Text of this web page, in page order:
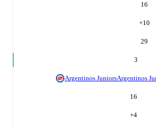
16
+10
29
3
Argentinos JuniorsArgentinos
16
+4